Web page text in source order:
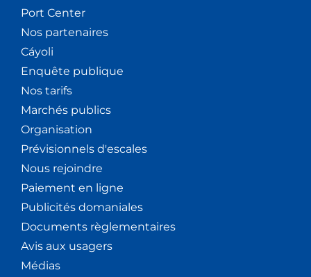
Port Center
Nos partenaires
Cáyoli
Enquête publique
Nos tarifs
Marchés publics
Organisation
Prévisionnels d'escales
Nous rejoindre
Paiement en ligne
Publicités domaniales
Documents règlementaires
Avis aux usagers
Médias